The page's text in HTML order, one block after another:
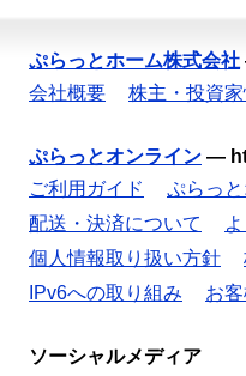
ぷらっとホーム株式会社
会社概要
株主・投資家
ぷらっとオンライン —
ご利用ガイド
ぷらっ
配送・決済について
個人情報取り扱い方針
IPv6への取り組み
お
ソーシャルメディア